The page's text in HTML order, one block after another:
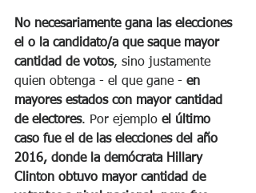
No necesariamente gana las elecciones
el o la candidato/a que saque mayor
cantidad de votos, sino justamente
quien obtenga - el que gane - en
mayores estados con mayor cantidad
de electores. Por ejemplo el último
caso fue el de las elecciones del año
2016, donde la demócrata Hillary
Clinton obtuvo mayor cantidad de